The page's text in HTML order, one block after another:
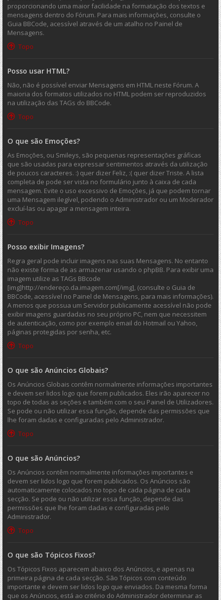
proporcionando uma maior facilidade na formatação dos textos e
mensagens dentro do Fórum. Para mais informações, consulte o
Guia BBCode, acessível através de um atalho no Painel de
Mensagens.
Topo
Posso usar HTML?
Não, não é possível enviar Mensagens em HTML neste Fórum. A
maioria dos formatos utilizados no HTML podem ser reproduzidos
na utilização das TAGs do BBCode.
Topo
O que são Emoções?
As Emoções, ou Smileys, são pequenas representações gráficas
que são usadas para expressar sentimentos através da utilização
de poucos caracteres. :) quer dizer Feliz, :( quer dizer Triste. A lista
completa de pode ser vista no formulário junto à caixa de cada
mensagem. Evite o uso excessivo de Emoções, já que podem tornar
uma Mensagem ilegível, podendo o Administrador ou um Moderador
excluí-las ou apagar a mensagem inteira.
Topo
Posso exibir Imagens?
Regra geral pode incluir imagens nas suas Mensagens. No entanto
não existe forma de as armazenar usando o phpBB. Para exibir uma
imagem utilize as TAGs BBcode
[img]http://endereço.da.imagem.com[/img], (consulte o Guia de
BBCode, acessível no Painel de Mensagens, para mais informações).
A menos que possua um Servidor publicamente acessível não pode
exibir imagens guardadas no seu próprio PC, nem que necessitem
de autenticação, como por exemplo email do Hotmail ou Yahoo,
páginas protegidas por senha, etc.
Topo
O que são Anúncios Globais?
Os Anúncios Globais contêm normalmente informações importantes
e devem ser lidos logo que forem publicados. Eles irão aparecer no
topo de todas as seções e também com o seu Painel de Utilizadores.
Se pode ou não utilizar essa função, depende das permissões que
lhe foram dadas e configuradas pelo Administrador.
Topo
O que são Anúncios?
Os Anúncios contêm normalmente informações importantes e
devem ser lidos logo que forem publicados. Os Anúncios são
automaticamente colocados no topo de cada página de cada
secção. Se pode ou não utilizar essa função, depende das
permissões que lhe foram dadas e configuradas pelo
Administrador.
Topo
O que são Tópicos Fixos?
Os Tópicos Fixos aparecem abaixo dos Anúncios, e apenas na
primeira página de cada secção. São Tópicos com conteúdo
importante e devem ser lidos logo que enviados. Da mesma forma
que os Anúncios, está ao critério do Administrador determinar as